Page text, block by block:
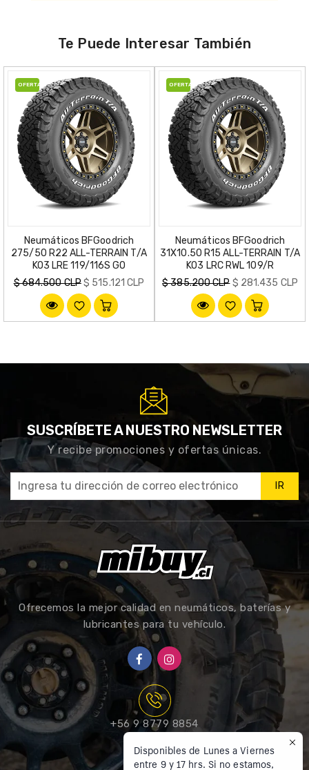
Te Puede Interesar También
OFERTA
Neumáticos BFGoodrich
275/50 R22 ALL-TERRAIN T/A
KO3 LRE 119/116S GO
Precio
habitual
$ 684.500 CLP$ 515.121 CLP
OFERTA
Neumáticos BFGoodrich
31X10.50 R15 ALL-TERRAIN T/A
KO3 LRC RWL 109/R
Precio
habitual
$ 385.200 CLP $ 281.435 CLP
SUSCRÍBETE A NUESTRO NEWSLETTER
Y recibe promociones y ofertas únicas.
IR
Ofrecemos la mejor calidad en neumáticos, baterías y
lubricantes para tu vehículo.
+56 9 8779 8854
Disponibles de Lunes a Viernes
entre 9 y 17 hrs. Si no estamos,